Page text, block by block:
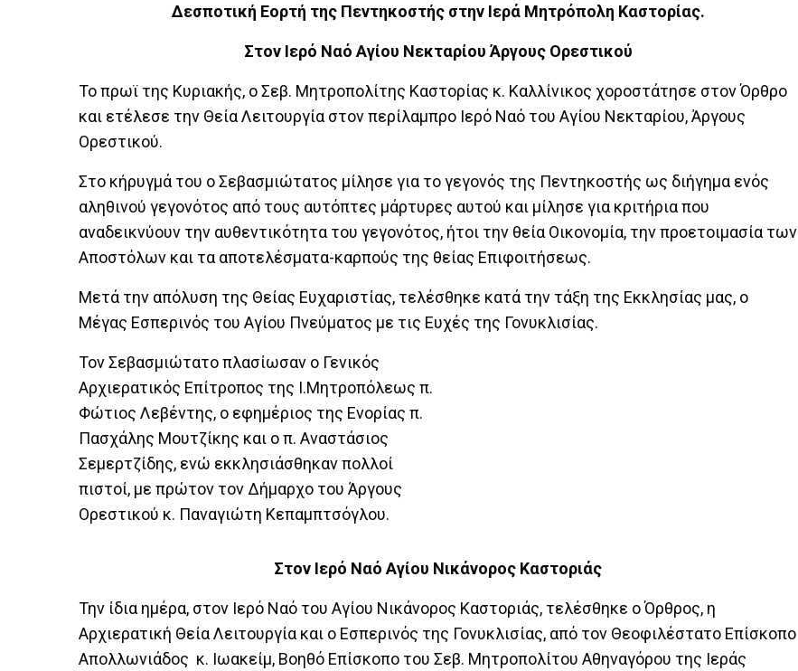
Δεσποτική Εορτή της Πεντηκοστής στην Ιερά Μητρόπολη Καστορίας.
Στον Ιερό Ναό Αγίου Νεκταρίου Άργους Ορεστικού
Το πρωϊ της Κυριακής, ο Σεβ. Μητροπολίτης Καστορίας κ. Καλλίνικος χοροστάτησε στον Όρθρο
και ετέλεσε την Θεία Λειτουργία στον περίλαμπρο Ιερό Ναό του Αγίου Νεκταρίου, Άργους
Ορεστικού.
Στο κήρυγμά του ο Σεβασμιώτατος μίλησε για το γεγονός της Πεντηκοστής ως διήγημα ενός
αληθινού γεγονότος από τους αυτόπτες μάρτυρες αυτού και μίλησε για κριτήρια που
αναδεικνύουν την αυθεντικότητα του γεγονότος, ήτοι την θεία Οικονομία, την προετοιμασία των
Αποστόλων και τα αποτελέσματα-καρπούς της θείας Επιφοιτήσεως.
Μετά την απόλυση της Θείας Ευχαριστίας, τελέσθηκε κατά την τάξη της Εκκλησίας μας, ο
Μέγας Εσπερινός του Αγίου Πνεύματος με τις Ευχές της Γονυκλισίας.
Τον Σεβασμιώτατο πλασίωσαν ο Γενικός
Αρχιερατικός Επίτροπος της Ι.Μητροπόλεως π.
Φώτιος Λεβέντης, ο εφημέριος της Ενορίας π.
Πασχάλης Μουτζίκης και ο π. Αναστάσιος
Σεμερτζίδης, ενώ εκκλησιάσθηκαν πολλοί
πιστοί, με πρώτον τον Δήμαρχο του Άργους
Ορεστικού κ. Παναγιώτη Κεπαμπτσόγλου.
Στον Ιερό Ναό Αγίου Νικάνορος Καστοριάς
Την ίδια ημέρα, στον Ιερό Ναό του Αγίου Νικάνορος Καστοριάς, τελέσθηκε ο Όρθρος, η
Αρχιερατική Θεία Λειτουργία και ο Εσπερινός της Γονυκλισίας, από τον Θεοφιλέστατο Επίσκοπο
Απολλωνιάδος κ. Ιωακείμ, Βοηθό Επίσκοπο του Σεβ. Μητροπολίτου Αθηναγόρου της Ιεράς